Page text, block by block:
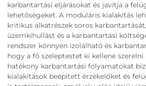
karbantartási eljárásokat és javítja a
lehetőségeket. A moduláris kialakítás
kritikus alkatrészek soros
üzemkihullást és a karbantartási
rendszer könnyen izolálható és
hogy a fő szeleptestet ki kellene
hatékony karbantartási folyamatokat
kialakítások beépített érzékelőket és